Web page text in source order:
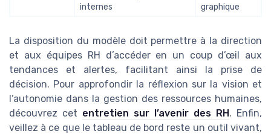
internes
graphique
La disposition du modèle doit permettre à la direction
et aux équipes RH d’accéder en un coup d’œil aux
tendances et alertes, facilitant ainsi la prise de
décision. Pour approfondir la réflexion sur la vision et
l’autonomie dans la gestion des ressources humaines,
découvrez cet entretien sur l’avenir des RH. Enfin,
veillez à ce que le tableau de bord reste un outil vivant,